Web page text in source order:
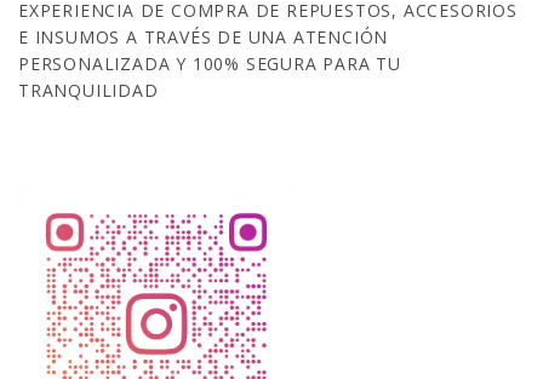
EXPERIENCIA DE COMPRA DE REPUESTOS, ACCESORIOS
E INSUMOS A TRAVÉS DE UNA ATENCIÓN
PERSONALIZADA Y 100% SEGURA PARA TU
TRANQUILIDAD